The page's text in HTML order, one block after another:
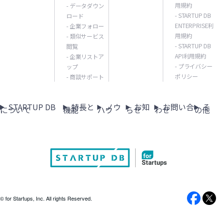
- データダウン
ロード
- 企業フォロー
- 類似サービス
閲覧
- 企業リストア
ップ
- 商談サポート
用規約
- STARTUP DB
ENTERPRISE利
用規約
- STARTUP DB
API利用規約
- プライバシー
ポリシー
STARTUP DB
について 特長と
機能 ノウ
ハウ お知
らせ お問い合
わせ そ
の他
© for Startups, Inc. All rights Reserved.